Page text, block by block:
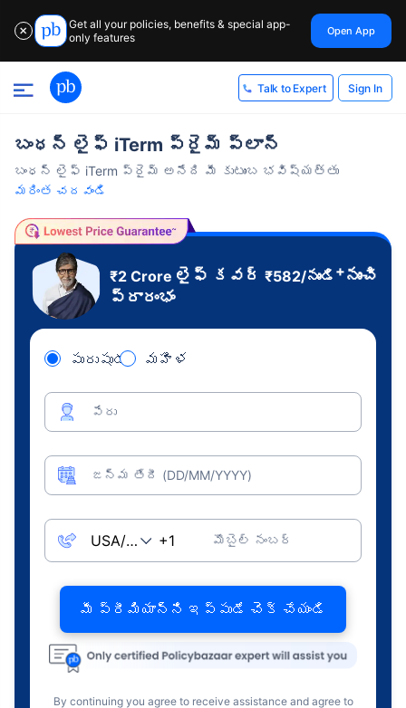
✕
Get all your policies, benefits & special app-
only features
Open App
Talk to Expert Sign In
బంధన్ లైఫ్ iTerm ప్రైమ్ ప్లాన్
బంధన్ లైఫ్ iTerm ప్రైమ్ అనేది మీ కుటుంబ భవిష్యత్తు
మరింత చదవండి
₹2 Crore లైఫ్ కవర్ ₹582/నుండి +నుంచి
ప్రారంభం
పురుషుడు మహిళ
పేరు
జన్మ తేదీ (DD/MM/YYYY)
మొబైల్ నంబర్
మీ ప్రీమియాన్ని ఇప్పుడే చెక్ చేయండి
By continuing you agree to receive assistance and agree to